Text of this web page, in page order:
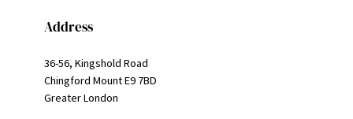
Address
36-56, Kingshold Road
Chingford Mount E9 7BD
Greater London